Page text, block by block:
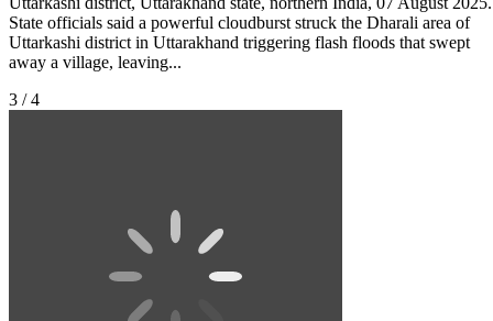
State officials said a powerful cloudburst struck the Dharali area of
Uttarkashi district in Uttarakhand triggering flash floods that swept
away a village, leaving...
3 / 4